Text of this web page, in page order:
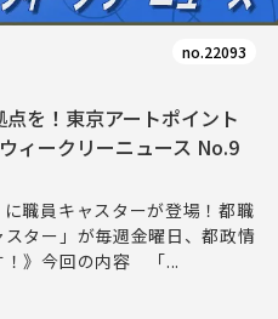
no.22093
点を！東京アートポイント
ィークリーニュース No.9
に職員キャスターが登場！都職
ター」が毎週金曜日、都政情
！》今回の内容 「...